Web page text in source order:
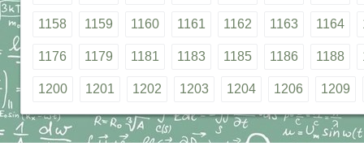
1158 1159 1160 1161 1162 1163 1164
1176 1179 1181 1183 1185 1186 1188
1200 1201 1202 1203 1204 1206 1209